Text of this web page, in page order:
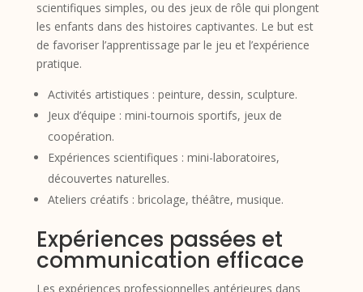
scientifiques simples, ou des jeux de rôle qui plongent
les enfants dans des histoires captivantes. Le but est
de favoriser l’apprentissage par le jeu et l’expérience
pratique.
Activités artistiques : peinture, dessin, sculpture.
Jeux d’équipe : mini-tournois sportifs, jeux de
coopération.
Expériences scientifiques : mini-laboratoires,
découvertes naturelles.
Ateliers créatifs : bricolage, théâtre, musique.
Expériences passées et
communication efficace
Les expériences professionnelles antérieures dans